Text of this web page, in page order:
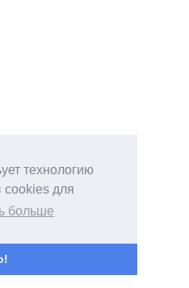
технологию
для
больше